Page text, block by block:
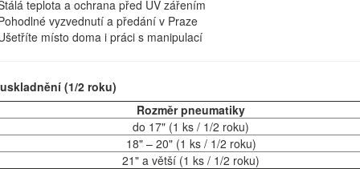
teplota a ochrana před UV zářením
vyzvednutí a předání v Praze
místo doma i práci s manipulací
(1/2 roku)
Rozměr pneumatiky
do 17" (1 ks / 1/2 roku)
18" – 20" (1 ks / 1/2 roku)
21" a větší (1 ks / 1/2 roku)